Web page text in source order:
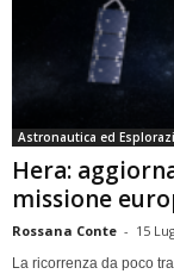
Astronautica ed
Hera:
missione
Rossana Conte - 15
La ricorrenza da poco